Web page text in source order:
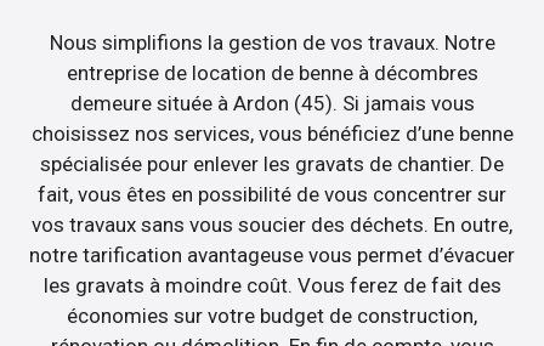
Nous simplifions la gestion de vos travaux. Notre
entreprise de location de benne à décombres
demeure située à Ardon (45). Si jamais vous
choisissez nos services, vous bénéficiez d’une benne
spécialisée pour enlever les gravats de chantier. De
fait, vous êtes en possibilité de vous concentrer sur
vos travaux sans vous soucier des déchets. En outre,
notre tarification avantageuse vous permet d’évacuer
les gravats à moindre coût. Vous ferez de fait des
économies sur votre budget de construction,